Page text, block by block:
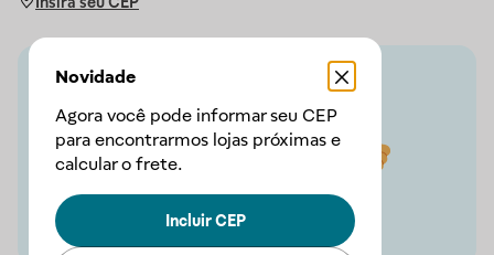
Novidade
Agora você pode informar seu CEP
para encontrarmos lojas próximas e
calcular o frete.
Incluir CEP